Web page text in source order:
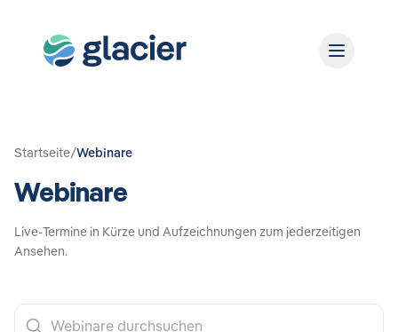
Startseite/Webinare
Webinare
Live-Termine in Kürze und Aufzeichnungen zum jederzeitigen
Ansehen.